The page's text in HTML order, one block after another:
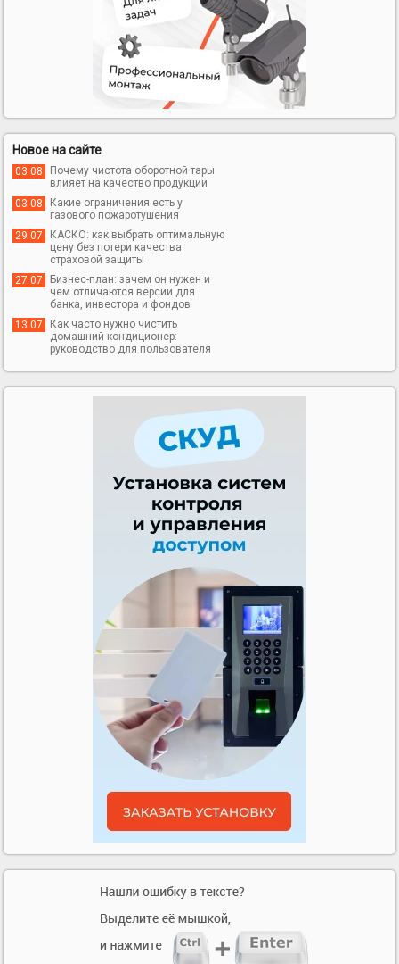
Новое на сайте
03 08
Почему чистота оборотной тары
влияет на качество продукции
03 08
Какие ограничения есть у
газового пожаротушения
29 07
КАСКО: как выбрать оптимальную
цену без потери качества
страховой защиты
27 07
Бизнес-план: зачем он нужен и
чем отличаются версии для
банка, инвестора и фондов
13 07
Как часто нужно чистить
домашний кондиционер:
руководство для пользователя